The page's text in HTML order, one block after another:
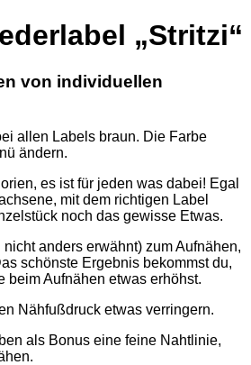
„Stritzi“
von individuellen
allen Labels braun. Die Farbe
ändern.
es ist für jeden was dabei! Egal
mit dem richtigen Label
noch das gewisse Etwas.
anders erwähnt) zum Aufnähen,
schönste Ergebnis bekommst du,
beim Aufnähen etwas erhöhst.
Nähfußdruck etwas verringern.
als Bonus eine feine Nahtlinie,